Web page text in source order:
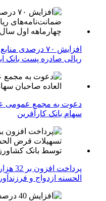
ریالی صادره پست بانک
دعوت به مجمع عمومی
سهام بانک کارآفرین
الحسنه ازدواج و